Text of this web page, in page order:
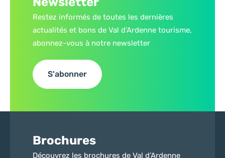
Restez informés de toutes les dernières
actualités et bons de Val d’Ardenne tourisme,
abonnez-vous à notre newsletter
S'abonner
Brochures
Découvrez les brochures de Val d’Ardenne